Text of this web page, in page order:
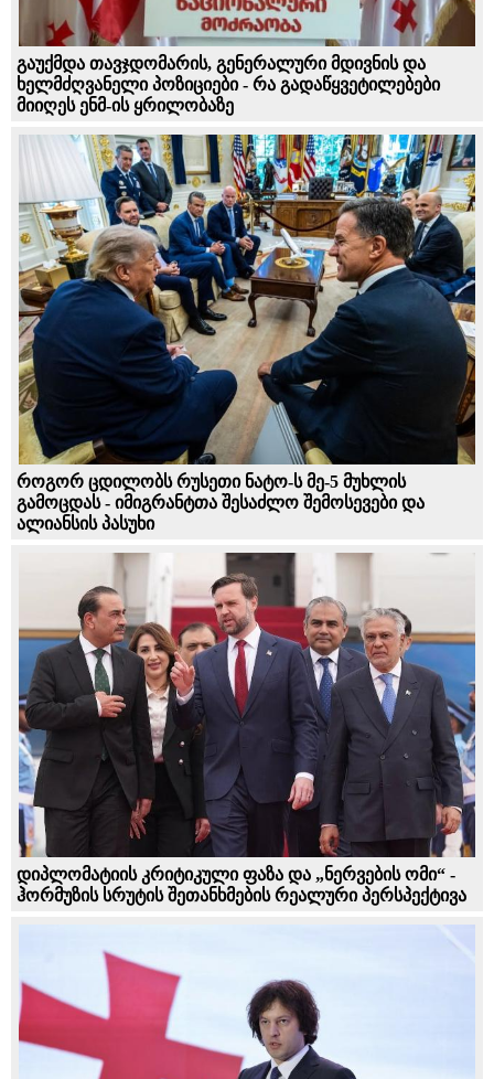
გაუქმდა თავჯდომარის, გენერალური მდივნის და
ხელმძღვანელი პოზიციები - რა გადაწყვეტილებები
მიიღეს ენმ-ის ყრილობაზე
როგორ ცდილობს რუსეთი ნატო-ს მე-5 მუხლის
გამოცდას - იმიგრანტთა შესაძლო შემოსევები და
ალიანსის პასუხი
დიპლომატიის კრიტიკული ფაზა და „ნერვების ომი“ -
ჰორმუზის სრუტის შეთანხმების რეალური პერსპექტივა